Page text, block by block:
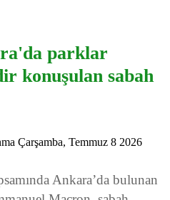
parklar
konuşulan sabah
Çarşamba, Temmuz 8 2026
Ankara’da bulunan